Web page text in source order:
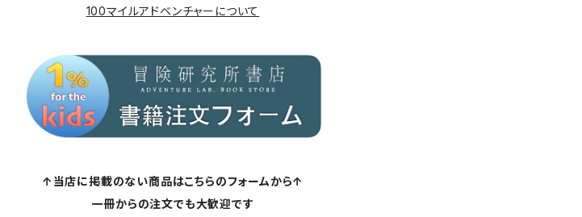
100マイルアドベンチャーについて
↑当店に掲載のない商品はこちらのフォームから↑
一冊からの注文でも大歓迎です